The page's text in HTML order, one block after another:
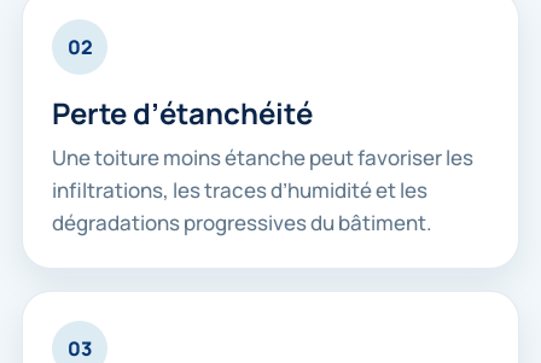
02
Perte d’étanchéité
Une toiture moins étanche peut favoriser les
infiltrations, les traces d’humidité et les
dégradations progressives du bâtiment.
03